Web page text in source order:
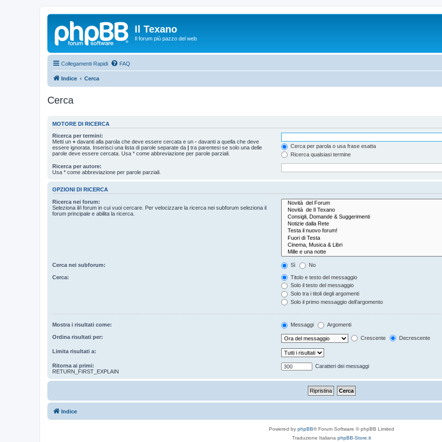
Il Texano
Il forum più pazzo del web
Collegamenti Rapidi FAQ
Indice Cerca
Cerca
MOTORE DI RICERCA
Ricerca per termini:
Metti un + davanti alla parola che deve essere cercata e un - davanti a quella che deve
essere ignorata. Inserisci una lista di parole separate da | tra parentesi se solo una delle
parole deve essere cercata. Usa * come abbreviazione per parole parziali.
Cerca per parola o usa frase esatta
Ricerca qualsiasi termine
Ricerca per autore:
Usa * come abbreviazione per parole parziali.
OPZIONI DI RICERCA
Ricerca nei forum:
Seleziona il/i forum in cui vuoi cercare. Per velocizzare la ricerca nei subforum seleziona il
forum principale e abilita la ricerca.
Cerca nei subforum: Sì No
Cerca:
Titolo e testo del messaggio
Solo il testo del messaggio
Solo tra i titoli degli argomenti
Solo il primo messaggio dell’argomento
Mostra i risultati come: Messaggi Argomenti
Ordina risultati per: Crescente Decrescente
Limita risultati a:
Ritorna ai primi:
RETURN_FIRST_EXPLAIN
Caratteri dei messaggi
Indice
Powered by phpBB® Forum Software © phpBB Limited
Traduzione Italiana phpBB-Store.it